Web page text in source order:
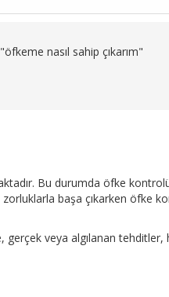
nasıl sahip çıkarım"
Bu durumda öfke
başa çıkarken öfke
veya algılanan tehditler,